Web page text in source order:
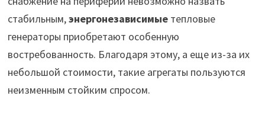
стабильным,энергонезависимыетепловые
генераторы приобретают особенную
востребованность. Благодаря этому, а еще из-за их
небольшой стоимости, такие агрегаты пользуются
неизменным стойким спросом.